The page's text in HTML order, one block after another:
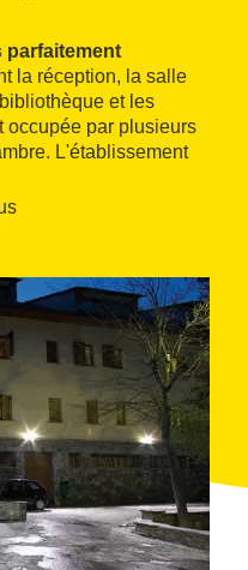
parfaitement
la réception, la salle
et les
occupée par plusieurs
L'établissement
harmonie